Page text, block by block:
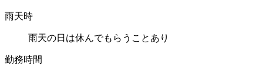
雨天時
雨天の日は休んでもらうことあり
勤務時間